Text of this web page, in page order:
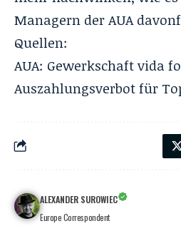
Managern der AUA
Quellen:
AUA: Gewerkschaft vida
Auszahlungsverbot für
ALEXANDER SUROWIEC
Europe Correspondent